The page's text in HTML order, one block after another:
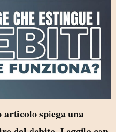
spiega una